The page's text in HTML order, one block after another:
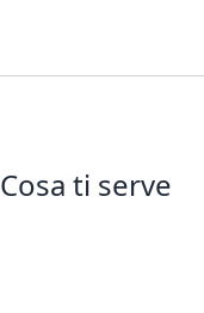
Cosa ti serve